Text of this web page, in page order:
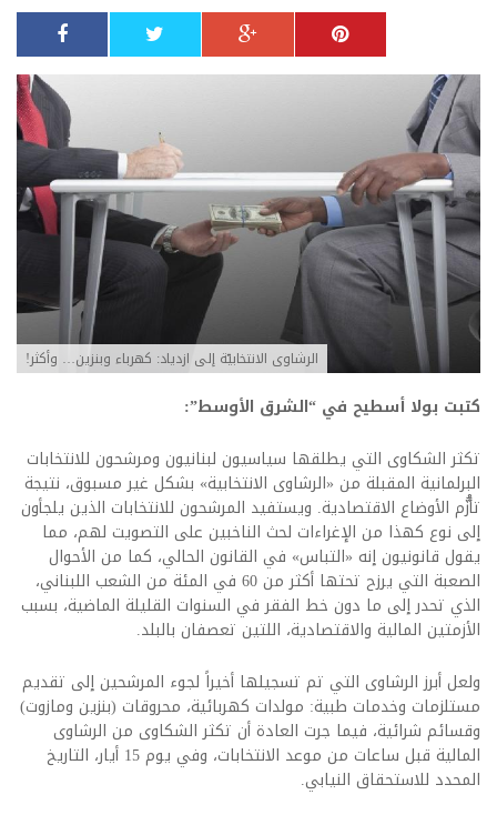
الرشاوى الانتخابيّة إلى ازدياد: كهرباء وبنزين… وأكثر!
كتبت بولا أسطيح في “الشرق الأوسط”:
تكثر الشكاوى التي يطلقها سياسيون لبنانيون ومرشحون للانتخابات
البرلمانية المقبلة من «الرشاوى الانتخابية» بشكل غير مسبوق، نتيجة
تأزُّم الأوضاع الاقتصادية. ويستفيد المرشحون للانتخابات الذين يلجأون
إلى نوع كهذا من الإغراءات لحث الناخبين على التصويت لهم، مما
يقول قانونيون إنه «التباس» في القانون الحالي، كما من الأحوال
الصعبة التي يرزح تحتها أكثر من 60 في المئة من الشعب اللبناني،
الذي تحدر إلى ما دون خط الفقر في السنوات القليلة الماضية، بسبب
الأزمتين المالية والاقتصادية، اللتين تعصفان بالبلد.
ولعل أبرز الرشاوى التي تم تسجيلها أخيراً لجوء المرشحين إلى تقديم
مستلزمات وخدمات طبية: مولدات كهربائية، محروقات (بنزين ومازوت)
وقسائم شرائية، فيما جرت العادة أن تكثر الشكاوى من الرشاوى
المالية قبل ساعات من موعد الانتخابات، وفي يوم 15 أيار، التاريخ
المحدد للاستحقاق النيابي.